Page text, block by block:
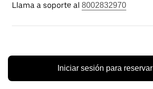
Llama a soporte al 8002832970
Iniciar sesión para reservar